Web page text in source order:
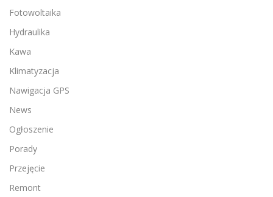
Fotowoltaika
Hydraulika
Kawa
Klimatyzacja
Nawigacja GPS
News
Ogłoszenie
Porady
Przejęcie
Remont